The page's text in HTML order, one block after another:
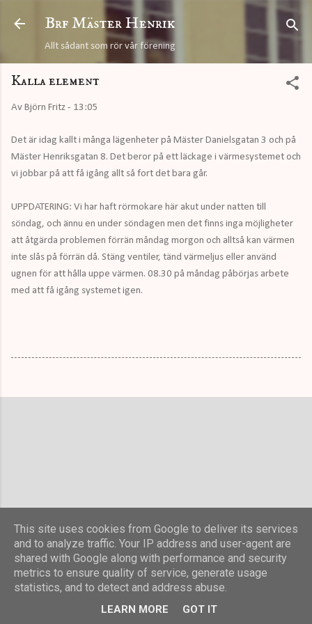
Fortsätt till huvudinnehåll
Brf Mäster Henrik
Allt sådant som rör vår förening
Kalla element
Av Björn Fritz - 13:05
Det är idag kallt i många lägenheter på Mäster Danielsgatan 3 och på
Mäster Henriksgatan 8. Det beror på ett läckage i värmesystemet och
vi jobbar på att få igång allt så fort det bara går.
UPPDATERING: Vi har haft rörmokare här akut under natten till
söndag, och ännu en under söndagen men det finns inga möjligheter
att åtgärda problemen förrän måndag morgon och alltså kan värmen
inte slås på förrän då. Stäng ventiler, tänd värmeljus eller använd
ugnen för att hålla uppe värmen. 08.30 på måndag påbörjas arbete
med att få igång systemet igen.
This site uses cookies from Google to deliver its services
and to analyze traffic. Your IP address and user-agent are
shared with Google along with performance and security
metrics to ensure quality of service, generate usage
statistics, and to detect and address abuse.
LEARN MORE GOT IT